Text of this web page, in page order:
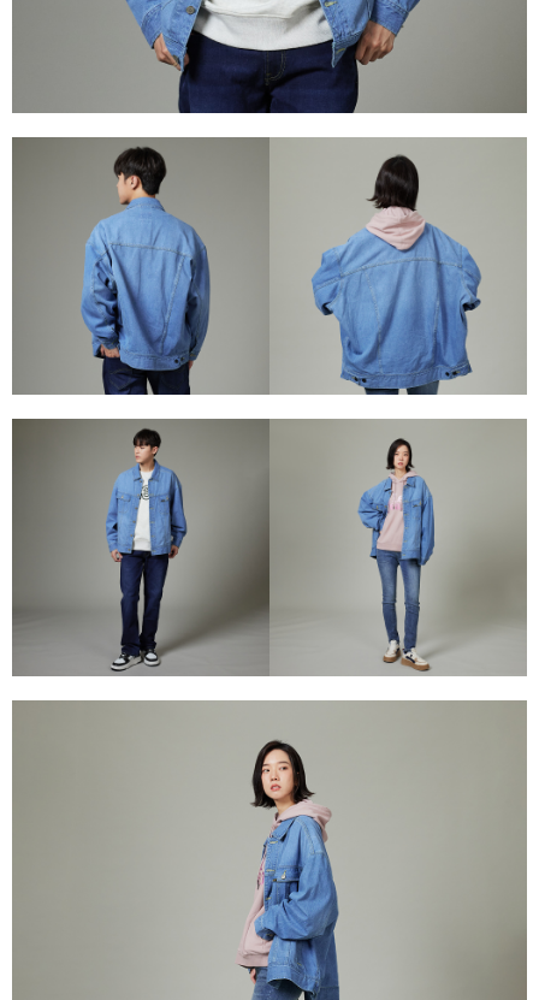
３．未成年的使用者請事先徵得法定代理人或監護人之同意方可使用
「AFTEE先享後付」，若未經同意申辦者引起之損失，本公司不負相關責
４．使用「AFTEE先享後付」時，將依據個別帳號之用戶狀況，依本公司即
時審查核予不同之上限額度；若仍有額度不足之情形，本公司將視審查結果
請求用戶進行身份認證。
５．嚴禁一人註冊多個帳號或使用他人資訊註冊。若發現惡意使用之情形，
恩沛科技股份有限公司將有權停止該用戶之使用額度並採取法律行動。
門市自取【環保愛地球｜自備購物袋 | 出貨後10天內通知取貨】